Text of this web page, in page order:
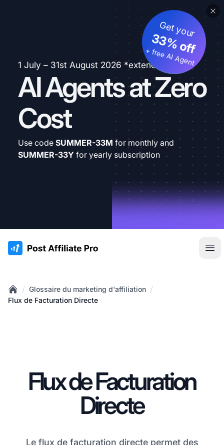
1 July – 31st August 2026 *extended
AI Agents at Zero
Cost
Get your
33% off
+ free AI Agent
Use code SUMMER-33M for monthly and
SUMMER-33Y for yearly subscription
:site.title
Home
/ Glossaire du marketing d'affiliation /
Flux de Facturation Directe
Flux de Facturation
Directe
Le flux de facturation directe permet des